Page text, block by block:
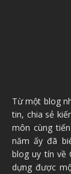
Từ một blog
tin, chia sẻ
môn cùng
năm ấy đã
blog uy tín về
dựng được